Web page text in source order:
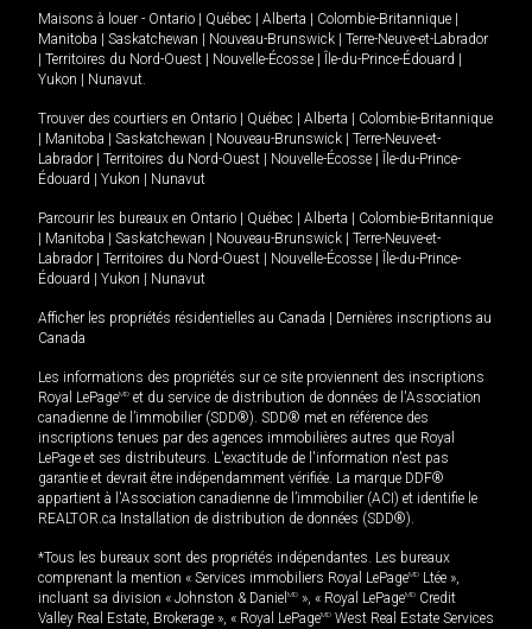
Maisons à louer - Ontario Québec Alberta Colombie-Britannique
Manitoba
Saskatchewan Nouveau-Brunswick
Terre-Neuve-et-Labrador
Territoires du Nord-Ouest Nouvelle-Écosse Île-du-Prince-Édouard
Yukon
Nunavut.
Trouver des courtiers en Ontario Québec Alberta
Colombie-Britannique
Manitoba Saskatchewan Nouveau-Brunswick
Terre-Neuve-et-
Labrador
Territoires du Nord-Ouest Nouvelle-Écosse
Île-du-Prince-
Édouard
Yukon Nunavut
Parcourir les bureaux en Ontario Québec Alberta
Colombie-Britannique
Manitoba Saskatchewan Nouveau-Brunswick
Terre-Neuve-et-
Labrador
Territoires du Nord-Ouest Nouvelle-Écosse
Île-du-Prince-
Édouard
Yukon Nunavut
Afficher les propriétés résidentielles au Canada
Dernières inscriptions au
Canada
Les informations des propriétés sur ce site proviennent des inscriptions
Royal LePageMD et du service de distribution de données de l'Association
canadienne de l’immobilier (SDD®). SDD® met en référence des
inscriptions tenues par des agences immobilières autres que Royal
LePage et ses distributeurs. L'exactitude de l'information n'est pas
garantie et devrait être indépendamment vérifiée. La marque DDF®
appartient à l'Association canadienne de l’immobilier (ACI) et identifie le
REALTOR.ca Installation de distribution de données (SDD®).
*Tous les bureaux sont des propriétés indépendantes. Les bureaux
comprenant la mention « Services immobiliers Royal LePageMD Ltée »,
incluant sa division « Johnston & Daniel MD », « Royal LePageMD Credit
Valley Real Estate, Brokerage », « Royal LePageMD West Real Estate Services